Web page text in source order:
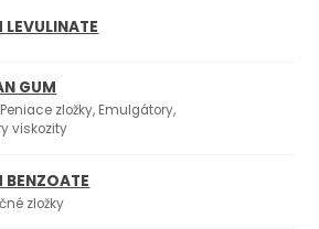
LEVULINATE
GUM
zložky, Emulgátory,
viskozity
BENZOATE
zložky